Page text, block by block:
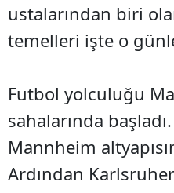
ustalarından biri
temelleri işte o
Futbol yolculuğu
sahalarında
Mannheim
Ardından